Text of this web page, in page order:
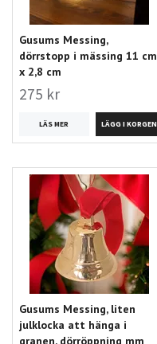
Gusums Messing,
dörrstopp i mässing 11 cm
x 2,8 cm
275 kr
LÄS MER
Gusums Messing, liten
julklocka att hänga i
granen, dörröppning mm